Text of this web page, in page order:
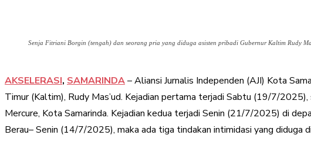
Senja Fitriani Borgin (tengah) dan seorang pria yang diduga asisten pribadi Gubernur Kaltim Rudy
AKSELERASI, SAMARINDA– Aliansi Jurnalis Independen (AJI) Kota
Timur (Kaltim), Rudy Mas’ud. Kejadian pertama terjadi Sabtu (19/7/
Mercure, Kota Samarinda. Kejadian kedua terjadi Senin (21/7/2025) di
Berau– Senin (14/7/2025), maka ada tiga tindakan intimidasi yang diduga